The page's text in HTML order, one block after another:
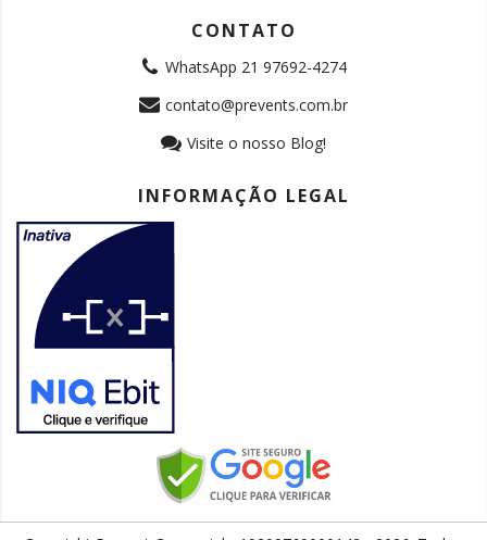
CONTATO
WhatsApp 21 97692-4274
contato@prevents.com.br
Visite o nosso Blog!
INFORMAÇÃO LEGAL